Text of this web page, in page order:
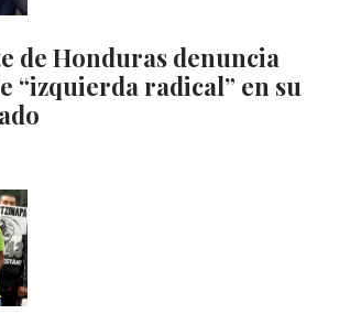
de Honduras denuncia
“izquierda radical” en su